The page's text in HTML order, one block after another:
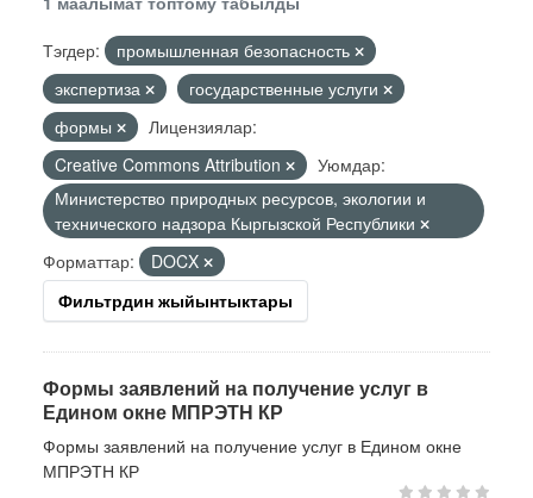
Тэгдер:
промышленная безопасность
экспертиза
государственные услуги
формы
Лицензиялар:
Creative Commons Attribution
Уюмдар:
Министерство природных ресурсов, экологии и
технического надзора Кыргызской Республики
Форматтар:
DOCX
Фильтрдин жыйынтыктары
Формы заявлений на получение услуг в
Едином окне МПРЭТН КР
Формы заявлений на получение услуг в Едином окне
МПРЭТН КР